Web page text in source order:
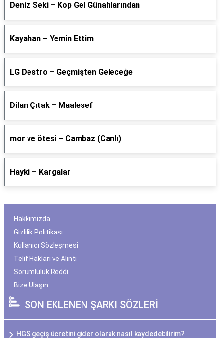
Deniz Seki – Kop Gel Günahlarından
Kayahan – Yemin Ettim
LG Destro – Geçmişten Geleceğe
Dilan Çıtak – Maalesef
​mor ve ötesi – Cambaz (Canlı)
Hayki – Kargalar
Hakkımızda
Gizlilik Politikası
Kullanıcı Sözleşmesi
Telif Hakları ve Alıntı
Sorumluluk Reddi
Bize Ulaşın
SON EKLENEN ŞARKI SÖZLERİ
HGS geçiş ücretini gider olarak nasıl kaydedebilirim?